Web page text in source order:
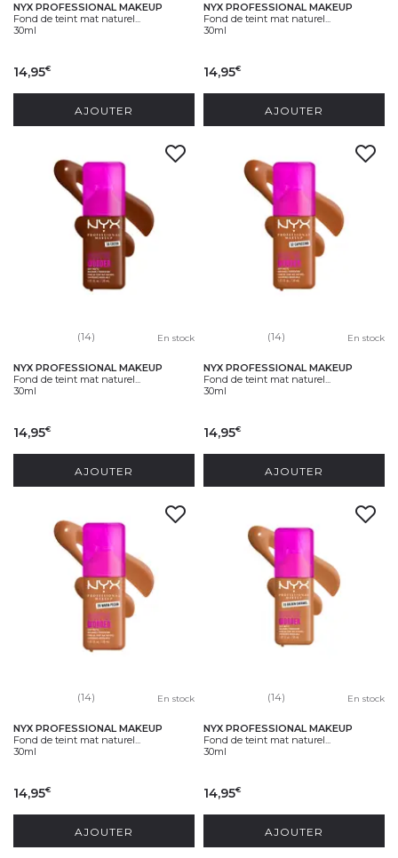
NYX PROFESSIONAL MAKEUP
Fond de teint mat naturel...
30ml
14,95€
AJOUTER
NYX PROFESSIONAL MAKEUP
Fond de teint mat naturel...
30ml
14,95€
AJOUTER
(14) En stock
NYX PROFESSIONAL MAKEUP
Fond de teint mat naturel...
30ml
14,95€
AJOUTER
(14) En stock
NYX PROFESSIONAL MAKEUP
Fond de teint mat naturel...
30ml
14,95€
AJOUTER
(14) En stock
NYX PROFESSIONAL MAKEUP
Fond de teint mat naturel...
30ml
14,95€
AJOUTER
(14) En stock
NYX PROFESSIONAL MAKEUP
Fond de teint mat naturel...
30ml
14,95€
AJOUTER